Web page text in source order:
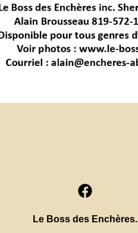
Le Boss des Enchères.